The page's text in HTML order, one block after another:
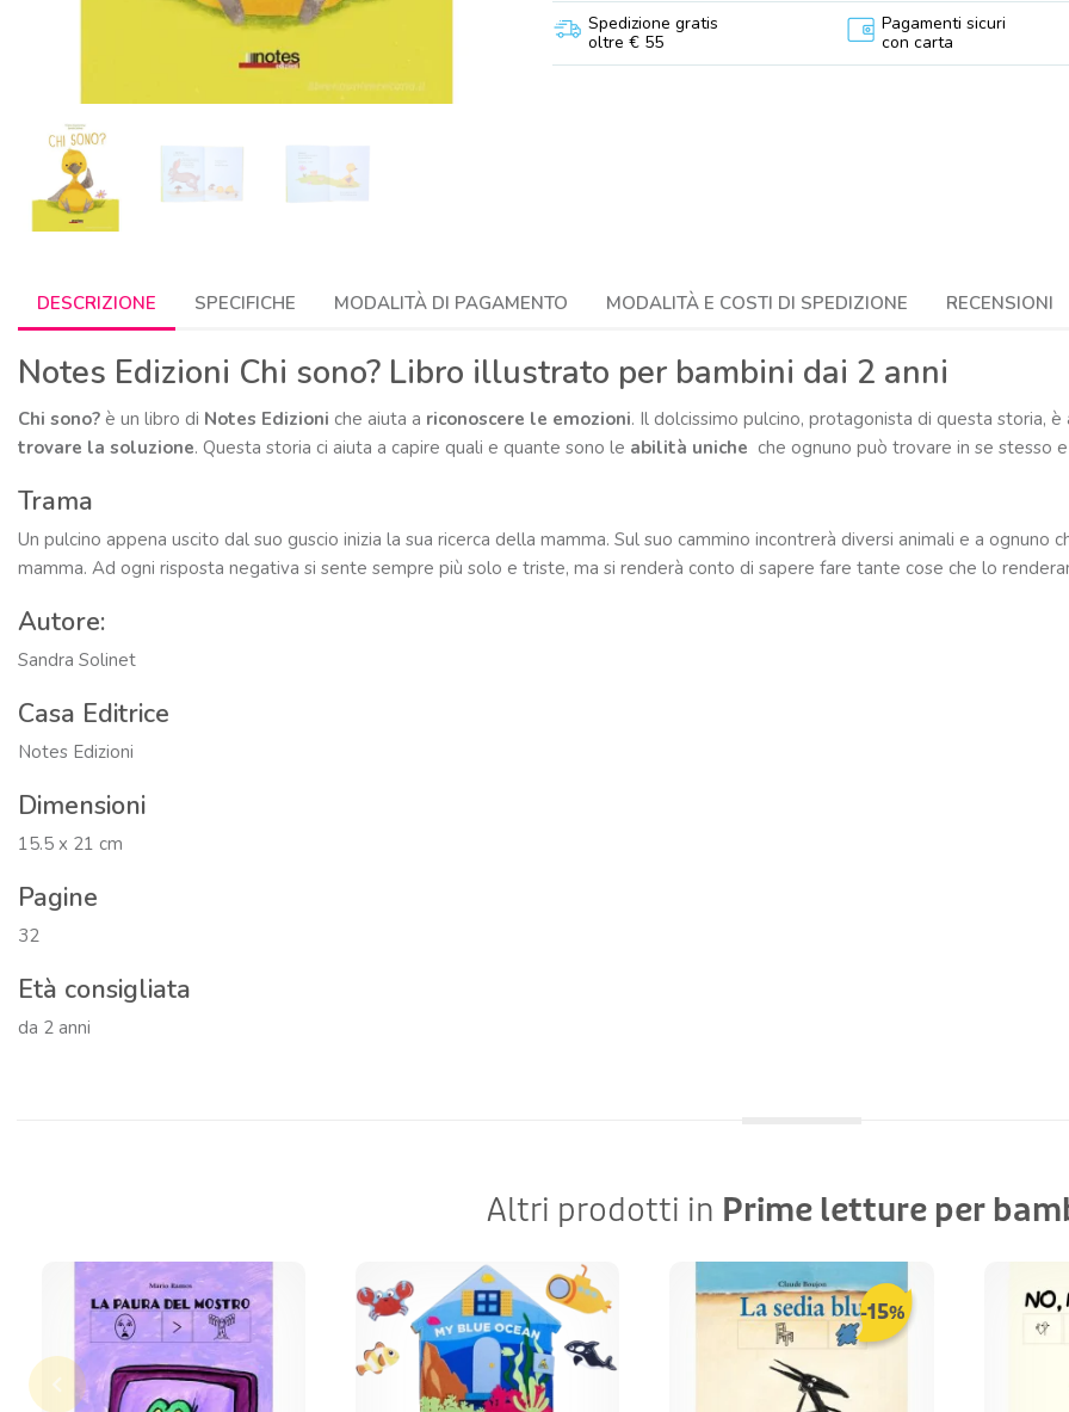
Spedizione gratis
oltre € 55
Pagamenti sicuri
con carta
DESCRIZIONE SPECIFICHE MODALITÀ DI PAGAMENTO MODALITÀ E COSTI DI SPEDIZIONE RECENSIONI
Notes Edizioni Chi sono? Libro illustrato per bambini dai 2 anni
Chi sono? è un libro di Notes Edizioni che aiuta a riconoscere le emozioni. Il dolcissimo pulcino, protagonista di questa storia,
trovare la soluzione. Questa storia ci aiuta a capire quali e quante sono le abilità uniche che ognuno può trovare in se stesso e
Trama
Un pulcino appena uscito dal suo guscio inizia la sua ricerca della mamma. Sul suo cammino incontrerà diversi animali e a
mamma. Ad ogni risposta negativa si sente sempre più solo e triste, ma si renderà conto di sapere fare tante cose che lo
Autore:
Sandra Solinet
Casa Editrice
Notes Edizioni
Dimensioni
15.5 x 21 cm
Pagine
32
Età consigliata
da 2 anni
Altri prodotti in Prime letture per
Precedente
keyboard_arrow_left
-15%